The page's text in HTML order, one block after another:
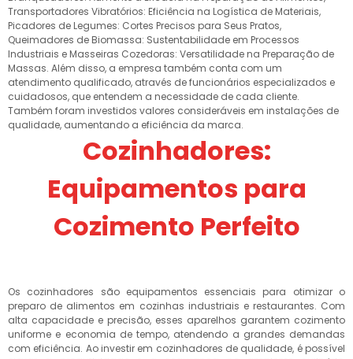
Transportadores Vibratórios: Eficiência na Logística de Materiais,
Picadores de Legumes: Cortes Precisos para Seus Pratos,
Queimadores de Biomassa: Sustentabilidade em Processos
Industriais e Masseiras Cozedoras: Versatilidade na Preparação de
Massas. Além disso, a empresa também conta com um
atendimento qualificado, através de funcionários especializados e
cuidadosos, que entendem a necessidade de cada cliente.
Também foram investidos valores consideráveis em instalações de
qualidade, aumentando a eficiência da marca.
Cozinhadores:
Equipamentos para
Cozimento Perfeito
Os cozinhadores são equipamentos essenciais para otimizar o
preparo de alimentos em cozinhas industriais e restaurantes. Com
alta capacidade e precisão, esses aparelhos garantem cozimento
uniforme e economia de tempo, atendendo a grandes demandas
com eficiência. Ao investir em cozinhadores de qualidade, é possível